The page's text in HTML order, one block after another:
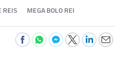
REIS MEGA BOLO REI